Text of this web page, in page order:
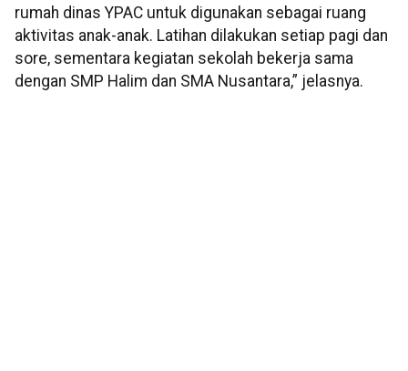
rumah dinas YPAC untuk digunakan sebagai ruang
aktivitas anak-anak. Latihan dilakukan setiap pagi dan
sore, sementara kegiatan sekolah bekerja sama
dengan SMP Halim dan SMA Nusantara,” jelasnya.